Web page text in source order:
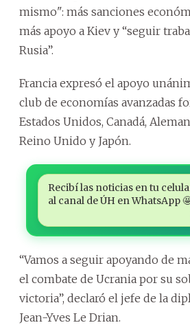
mismo": más sanciones
más apoyo a Kiev y “seguir
Rusia”.
Francia expresó el apoyo
club de economías avanzadas
Estados Unidos, Canadá,
Reino Unido y Japón.
Recibí las noticias en tu
al canal de ÚH en WhatsApp
“Vamos a seguir apoyando de
el combate de Ucrania por su
victoria”, declaró el jefe de la
Jean-Yves Le Drian.